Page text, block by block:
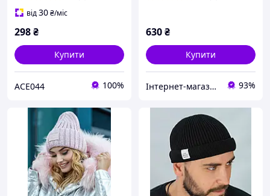
від30₴/міс
298₴
Купити
ACE044 100%
630₴
Купити
Інтернет-магазин "Modnyj look" 93%